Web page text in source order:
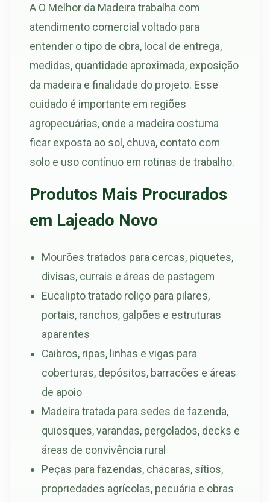
A O Melhor da Madeira trabalha com
atendimento comercial voltado para
entender o tipo de obra, local de entrega,
medidas, quantidade aproximada, exposição
da madeira e finalidade do projeto. Esse
cuidado é importante em regiões
agropecuárias, onde a madeira costuma
ficar exposta ao sol, chuva, contato com
solo e uso contínuo em rotinas de trabalho.
Produtos Mais Procurados
em Lajeado Novo
Mourões tratados para cercas, piquetes,
divisas, currais e áreas de pastagem
Eucalipto tratado roliço para pilares,
portais, ranchos, galpões e estruturas
aparentes
Caibros, ripas, linhas e vigas para
coberturas, depósitos, barracões e áreas
de apoio
Madeira tratada para sedes de fazenda,
quiosques, varandas, pergolados, decks e
áreas de convivência rural
Peças para fazendas, chácaras, sítios,
propriedades agrícolas, pecuária e obras